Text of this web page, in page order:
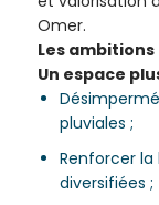
Omer.
Les
Un espace
pluviales ;
Renforcer
diversifiées ;